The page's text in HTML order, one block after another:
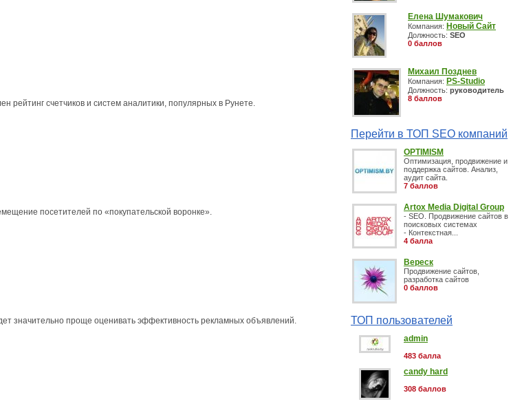
рейтинг счетчиков и систем аналитики, популярных в Рунете.
посетителей по «покупательской воронке».
значительно проще оценивать эффективность рекламных объявлений.
Елена Шумакович
Компания: Новый Сайт
Должность: SEO
0 баллов
Михаил Позднев
Компания: PS-Studio
Должность: руководитель
8 баллов
Перейти в ТОП SEO компаний
OPTIMISM
Оптимизация, продвижение и
поддержка сайтов. Анализ,
аудит сайта.
7 баллов
Artox Media Digital Group
- SEO. Продвижение сайтов в
поисковых системах
- Контекстная...
4 балла
Вереск
Продвижение сайтов,
разработка сайтов
0 баллов
ТОП пользователей
admin
483 балла
candy hard
308 баллов